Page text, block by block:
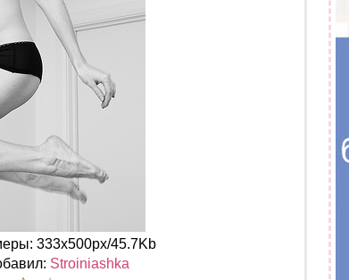
: 333x500px/45.7Kb
: Stroiniashka